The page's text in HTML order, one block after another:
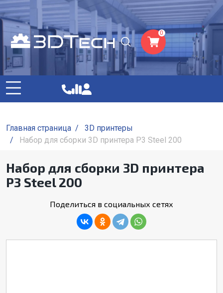
0
Главная страница /
3D принтеры
/
Набор для сборки 3D принтера P3 Steel 200
Набор для сборки 3D принтера
P3 Steel 200
Поделиться в социальных сетях